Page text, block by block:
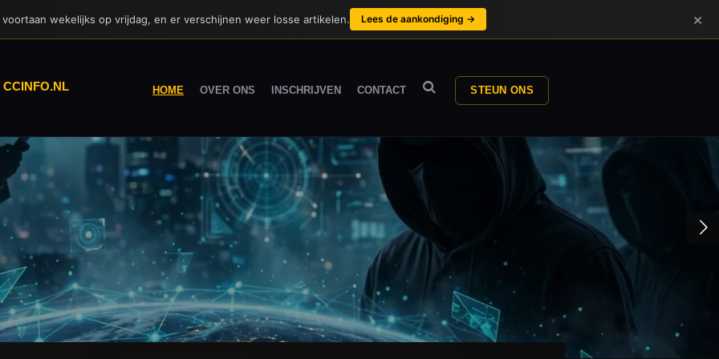
CCINFO.NL HOME OVER ONS INSCHRIJVEN CONTACT STEUN ONS
wekelijks op vrijdag, en er verschijnen weer losse artikelen. Lees de aankondiging → ×